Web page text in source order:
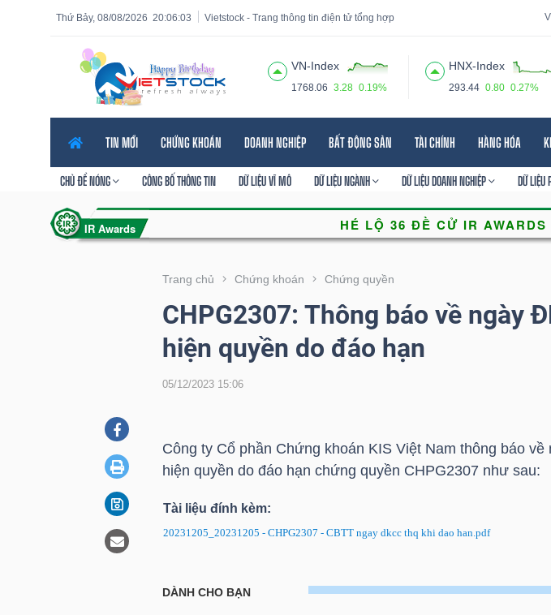
20:06:05
Thứ Bảy, 08/08/2026 Vietstock - Trang thông tin điện tử tổng hợp
VN-Index
1768.06 3.28 0.19%
HNX-Index
293.44 0.80 0.27%
TIN MỚI CHỨNG KHOÁN DOANH NGHIỆP BẤT ĐỘNG SẢN TÀI CHÍNH HÀNG HÓA
CHỦ ĐỀ NÓNG CÔNG BỐ THÔNG TIN DỮ LIỆU VĨ MÔ DỮ LIỆU NGÀNH DỮ LIỆU DOANH NGHIỆP DỮ LIỆU
Trang chủ Chứng khoán Chứng quyền
CHPG2307: Thông báo về ngày
hiện quyền do đáo hạn
05/12/2023 15:06
Công ty Cổ phần Chứng khoán KIS Việt Nam thông báo
hiện quyền do đáo hạn chứng quyền CHPG2307 như sau:
Tài liệu đính kèm:
20231205_20231205 - CHPG2307 - CBTT ngay dkcc thq khi dao han.pdf
CHPG2307: Thông báo về ngày ĐKCC để thực hiện quyền
Tính năng
năng
VIETSTOCK